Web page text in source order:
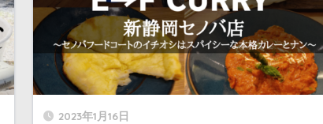
2023年1月16日